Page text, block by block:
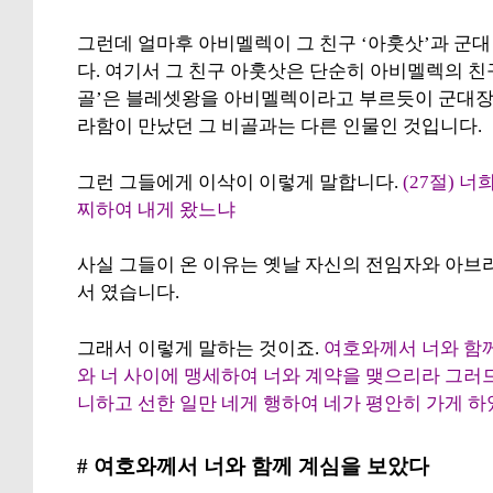
그런데 얼마후 아비멜렉이 그 친구 ‘아훗삿’과 군
다. 여기서 그 친구 아훗삿은 단순히 아비멜렉의
골’은 블레셋왕을 아비멜렉이라고 부르듯이 군대
라함이 만났던 그 비골과는 다른 인물인 것입니다.
그런 그들에게 이삭이 이렇게 말합니다. (27절) 너
찌하여 내게 왔느냐
사실 그들이 온 이유는 옛날 자신의 전임자와 아
서 였습니다.
그래서 이렇게 말하는 것이죠. 여호와께서 너와 함
와 너 사이에 맹세하여 너와 계약을 맺으리라 그러
니하고 선한 일만 네게 행하여 네가 평안히 가게
# 여호와께서 너와 함께 계심을 보았다